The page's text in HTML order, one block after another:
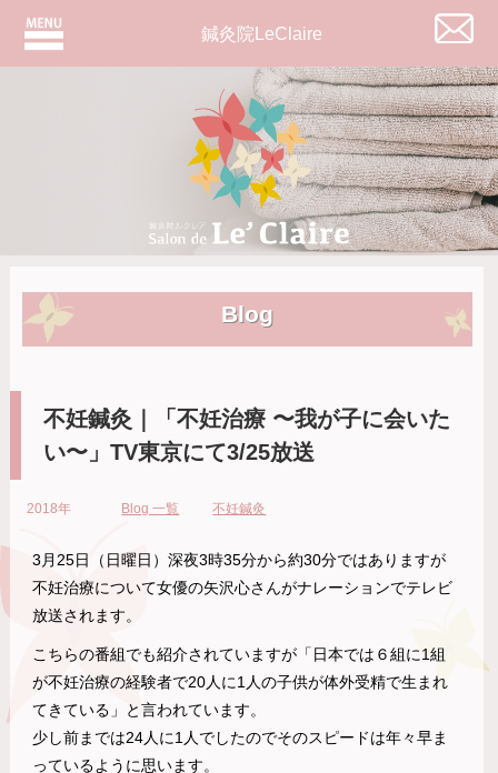
鍼灸院LeClaire
Blog
不妊鍼灸｜「不妊治療 〜我が子に会いた
い〜」TV東京にて3/25放送
2018年 Blog 一覧 不妊鍼灸
3月25日（日曜日）深夜3時35分から約30分ではありますが
不妊治療について女優の矢沢心さんがナレーションでテレビ
放送されます。
こちらの番組でも紹介されていますが「日本では６組に1組
が不妊治療の経験者で20人に1人の子供が体外受精で生まれ
てきている」と言われています。
少し前までは24人に1人でしたのでそのスピードは年々早ま
っているように思います。